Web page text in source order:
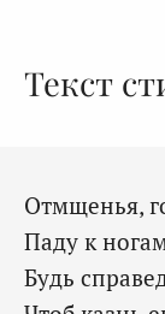
Текст
Отмщенья,
Паду к
Будь